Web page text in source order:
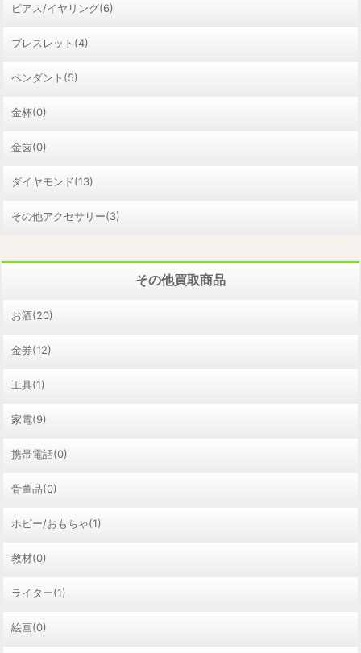
ピアス/イヤリング(6)
ブレスレット(4)
ペンダント(5)
金杯(0)
金歯(0)
ダイヤモンド(13)
その他アクセサリー(3)
その他買取商品
お酒(20)
金券(12)
工具(1)
家電(9)
携帯電話(0)
骨董品(0)
ホビー/おもちゃ(1)
教材(0)
ライター(1)
絵画(0)